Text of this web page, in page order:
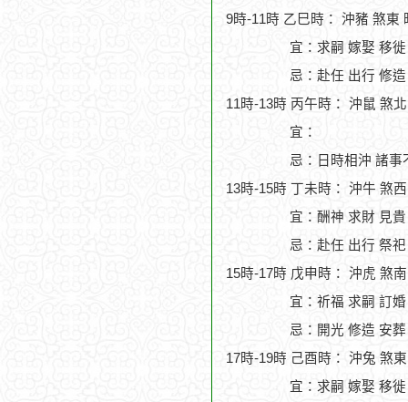
9時-11時 乙巳時： 沖豬 煞東
宜：求嗣 嫁娶 移
忌：赴任 出行 修
11時-13時 丙午時： 沖鼠 煞
宜：
忌：日時相沖 諸事
13時-15時 丁未時： 沖牛 煞
宜：酬神 求財 見
忌：赴任 出行 祭
15時-17時 戊申時： 沖虎 煞
宜：祈福 求嗣 訂
忌：開光 修造 安葬
17時-19時 己酉時： 沖兔 煞
宜：求嗣 嫁娶 移